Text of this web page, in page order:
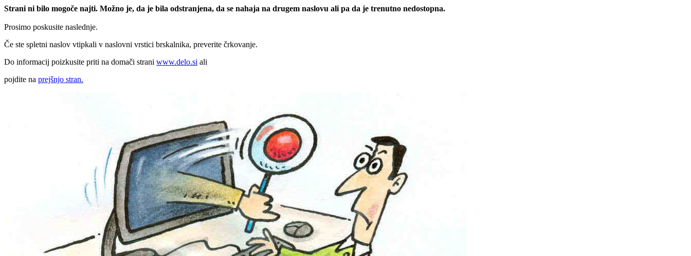
Strani ni bilo mogoče najti. Možno je, da je bila odstranjena, da se nahaja na drugem naslovu ali pa da je trenutno nedostopna.
Prosimo poskusite naslednje.
Če ste spletni naslov vtipkali v naslovni vrstici brskalnika, preverite črkovanje.
Do informacij poizkusite priti na domači strani www.delo.si ali
pojdite na prejšnjo stran.